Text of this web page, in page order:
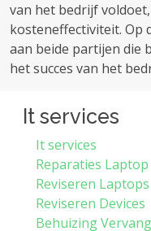
van het bedrijf
kosteneffectiviteit. Op
aan beide partijen die
het succes van het
It services
It services
Reparaties Laptop
Reviseren Laptops
Reviseren Devices
Behuizing